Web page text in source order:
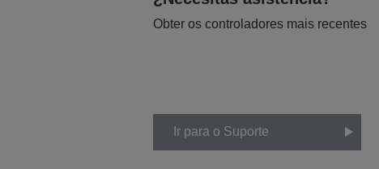
Obter os controladores mais recentes
Ir para o Suporte